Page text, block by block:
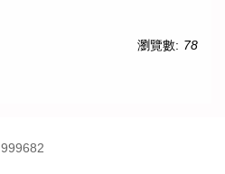
瀏覽數: 78
999682